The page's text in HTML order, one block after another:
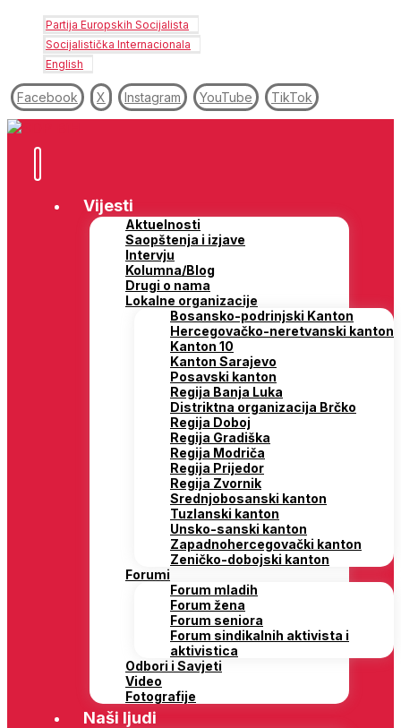
Partija Europskih Socijalista
Socijalistička Internacionala
English
Facebook X Instagram YouTube TikTok
Vijesti
Aktuelnosti
Saopštenja i izjave
Intervju
Kolumna/Blog
Drugi o nama
Lokalne organizacije
Bosansko-podrinjski Kanton
Hercegovačko-neretvanski kanton
Kanton 10
Kanton Sarajevo
Posavski kanton
Regija Banja Luka
Distriktna organizacija Brčko
Regija Doboj
Regija Gradiška
Regija Modriča
Regija Prijedor
Regija Zvornik
Srednjobosanski kanton
Tuzlanski kanton
Unsko-sanski kanton
Zapadnohercegovački kanton
Zeničko-dobojski kanton
Forumi
Forum mladih
Forum žena
Forum seniora
Forum sindikalnih aktivista i
aktivistica
Odbori i Savjeti
Video
Fotografije
Naši ljudi